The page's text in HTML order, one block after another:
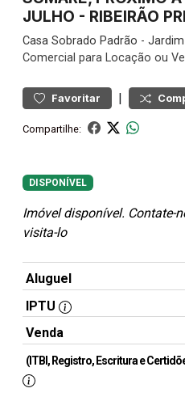
JULHO - RIBEIRÃO
Casa Sobrado Padrão -
Comercial para Locação ou
Favoritar |
Compartilhe:
DISPONÍVEL
Imóvel disponível. Contate-
visita-lo
Aluguel
IPTU
Venda
(ITBI, Registro, Escritura e